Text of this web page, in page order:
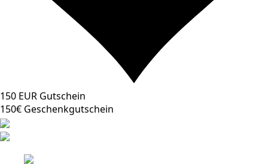
150 EUR Gutschein
150€ Geschenkgutschein